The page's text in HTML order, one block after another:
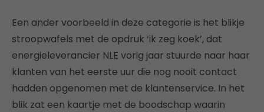
Een ander voorbeeld in deze categorie is het blikje
stroopwafels met de opdruk ‘ik zeg koek’, dat
energieleverancier NLE vorig jaar stuurde naar haar
klanten van het eerste uur die nog nooit contact
hadden opgenomen met de klantenservice. In het
blik zat een kaartje met de boodschap waarin